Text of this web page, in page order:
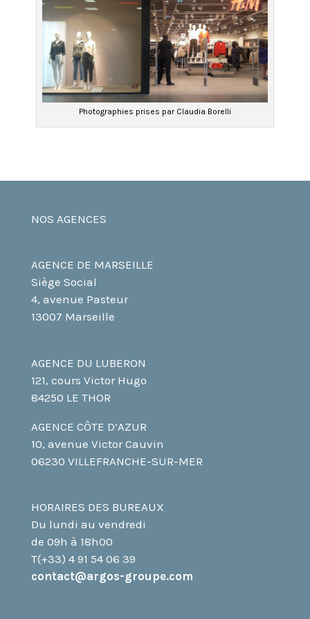
Photographies prises par Claudia Borelli
NOS AGENCES
AGENCE DE MARSEILLE
Siège Social
4, avenue Pasteur
13007 Marseille
AGENCE DU LUBERON
121, cours Victor Hugo
84250 LE THOR
AGENCE CÔTE D’AZUR
10, avenue Victor Cauvin
06230 VILLEFRANCHE-SUR-MER
HORAIRES DES BUREAUX
Du lundi au vendredi
de 09h à 18h00
T(+33) 4 91 54 06 39
contact@argos-groupe.com